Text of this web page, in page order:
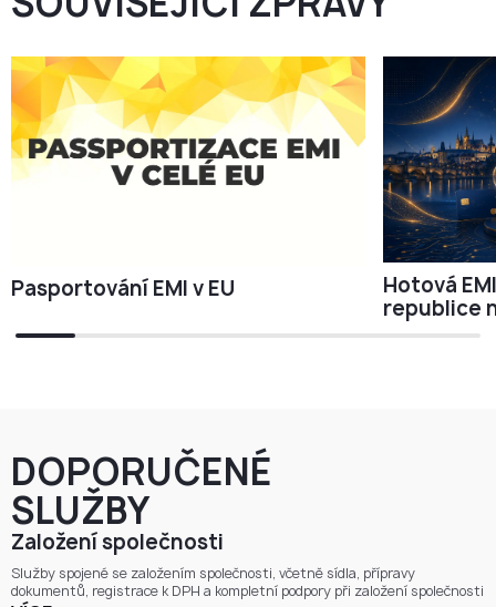
Pasportování EMI v EU
Hotová
republice
DOPORUČENÉ
SLUŽBY
Založení společnosti
Služby spojené se založením společnosti, včetně sídla, přípravy
dokumentů, registrace k DPH a kompletní podpory při založení společnosti